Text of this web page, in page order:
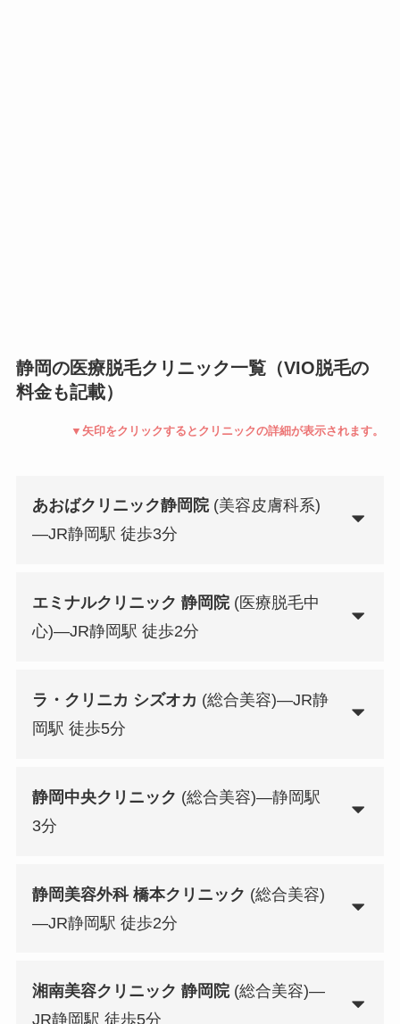
静岡の医療脱毛クリニック一覧（VIO脱毛の
料金も記載）
▼矢印をクリックするとクリニックの詳細が表示されます。
あおばクリニック静岡院(美容皮膚科系)
—JR静岡駅 徒歩3分
エミナルクリニック 静岡院(医療脱毛中
心)—JR静岡駅 徒歩2分
ラ・クリニカ シズオカ (総合美容)—JR静
岡駅 徒歩5分
静岡中央クリニック (総合美容)—静岡駅
3分
静岡美容外科 橋本クリニック (総合美容)
—JR静岡駅 徒歩2分
湘南美容クリニック 静岡院(総合美容)—
JR静岡駅 徒歩5分